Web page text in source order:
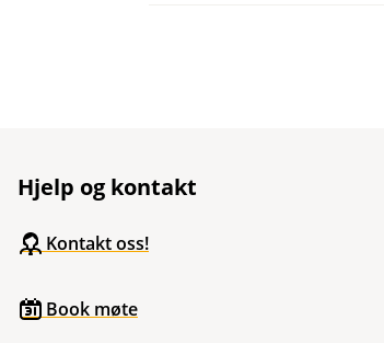
Hjelp og kontakt
Kontakt oss!
Book møte